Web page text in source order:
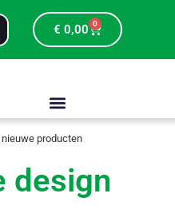
€ 0,00 0
producten
design